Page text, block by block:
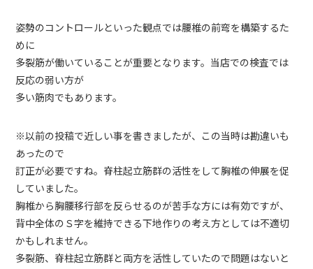
姿勢のコントロールといった観点では腰椎の前弯を構築するた
めに
多裂筋が働いていることが重要となります。当店での検査では
反応の弱い方が
多い筋肉でもあります。
※以前の投稿で近しい事を書きましたが、この当時は勘違いも
あったので
訂正が必要ですね。脊柱起立筋群の活性をして胸椎の伸展を促
していました。
胸椎から胸腰移行部を反らせるのが苦手な方には有効ですが、
背中全体のＳ字を維持できる下地作りの考え方としては不適切
かもしれません。
多裂筋、脊柱起立筋群と両方を活性していたので問題はないと